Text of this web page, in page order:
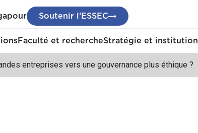
Soutenir l’ESSEC
Faculté et rechercheStratégie et institution
entreprises vers une gouvernance plus éthique ?